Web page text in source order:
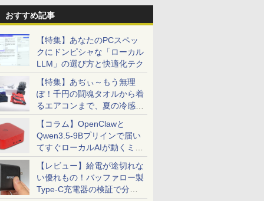
おすすめ記事
【特集】あなたのPCスペッ
クにドンピシャな「ローカル
LLM」の選び方と快適化テク
【特集】あぢぃ～もう無理
ぽ！千円の闘魂タオルから着
るエアコンまで、夏の冷感グ
ッズ一挙紹介
【コラム】OpenClawと
Qwen3.5-9Bプリインで届い
てすぐローカルAIが動くミニ
PC「SER9 Pro」
【レビュー】給電が途切れな
い優れもの！バッファロー製
Type-C充電器の検証で分か